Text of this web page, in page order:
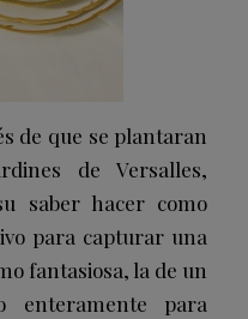
de que se plantaran
de Versalles,
saber hacer como
para capturar una
fantasiosa, la de un
enteramente para